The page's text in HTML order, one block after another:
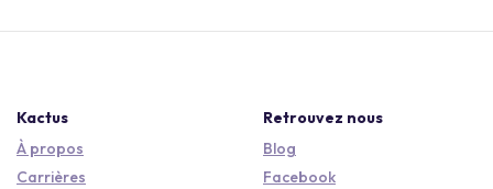
Kactus
À propos
Carrières
Retrouvez nous
Blog
Facebook